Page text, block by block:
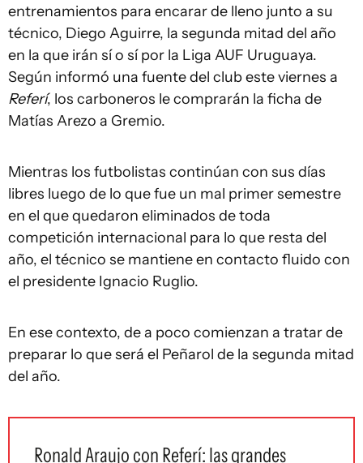
entrenamientos para encarar de lleno junto a su
técnico, Diego Aguirre, la segunda mitad del año
en la que irán sí o sí por la Liga AUF Uruguaya.
Según informó una fuente del club este viernes a
Referí, los carboneros le comprarán la ficha de
Matías Arezo a Gremio.
Mientras los futbolistas continúan con sus días
libres luego de lo que fue un mal primer semestre
en el que quedaron eliminados de toda
competición internacional para lo que resta del
año, el técnico se mantiene en contacto fluido con
el presidente Ignacio Ruglio.
En ese contexto, de a poco comienzan a tratar de
preparar lo que será el Peñarol de la segunda mitad
del año.
Ronald Araujo con Referí: las grandes